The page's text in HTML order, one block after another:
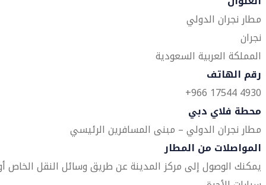
مطار نجران الدولي
نجران
المملكة العربية السعودية
رقم الهاتف
4930 17544 966+
محطة فلاي دبي
مطار نجران الدولي – مبنى المسافرين الرئيسي
المواصلات من المطار
يمكنك الوصول إلى مركز المدينة عن طريق وسائل النقل الخاص